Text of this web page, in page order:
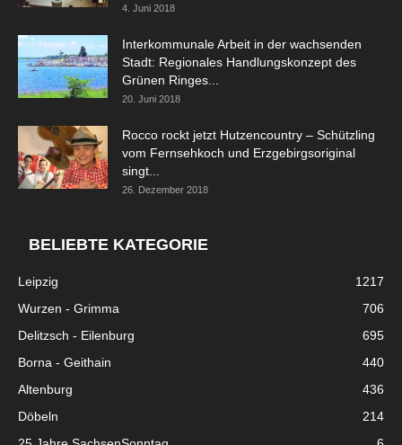
4. Juni 2018
Interkommunale Arbeit in der wachsenden
Stadt: Regionales Handlungskonzept des
Grünen Ringes...
20. Juni 2018
Rocco rockt jetzt Hutzencountry – Schützling
vom Fernsehkoch und Erzgebirgsoriginal
singt...
26. Dezember 2018
BELIEBTE KATEGORIE
Leipzig
1217
Wurzen - Grimma
706
Delitzsch - Eilenburg
695
Borna - Geithain
440
Altenburg
436
Döbeln
214